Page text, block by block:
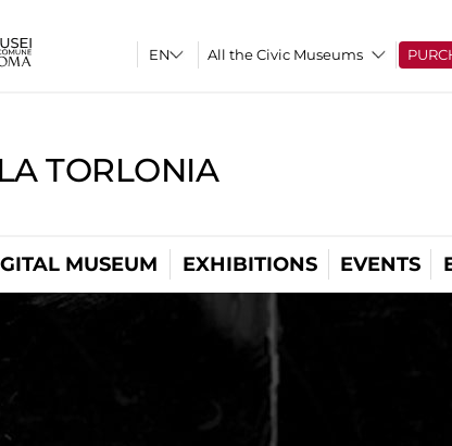
All the Civic Museums
TORLONIA
MUSEUM EXHIBITIONS EVENTS